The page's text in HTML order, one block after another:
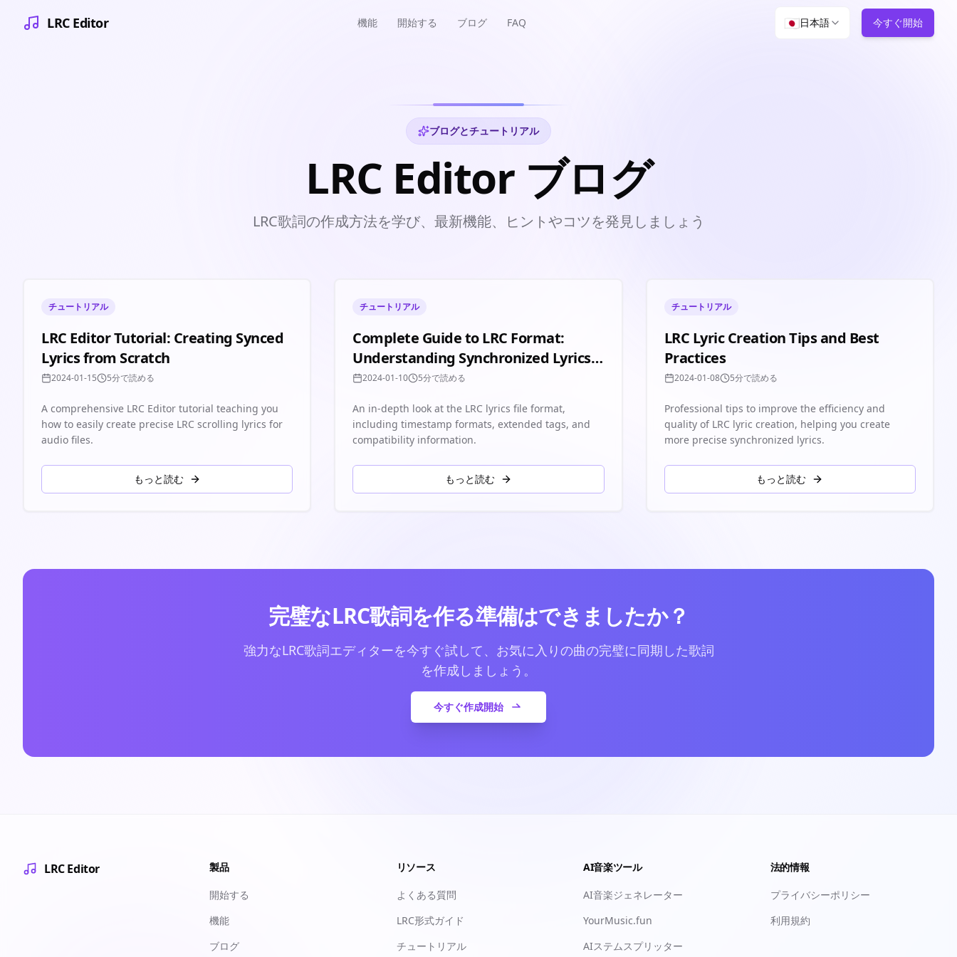
LRC Editor 機能 開始する ブログ FAQ 🇯🇵日本語 今すぐ開始
ブログとチュートリアル
LRC Editor ブログ
LRC歌詞の作成方法を学び、最新機能、ヒントやコツを発見しましょう
チュートリアル
LRC Editor Tutorial: Creating Synced
Lyrics from Scratch
2024-01-15 5分で読める
A comprehensive LRC Editor tutorial teaching you
how to easily create precise LRC scrolling lyrics for
audio files.
もっと読む
チュートリアル
Complete Guide to LRC Format:
Understanding Synchronized Lyrics
Files
2024-01-10 5分で読める
An in-depth look at the LRC lyrics file format,
including timestamp formats, extended tags, and
compatibility information.
もっと読む
チュートリアル
LRC Lyric Creation Tips and Best
Practices
2024-01-08 5分で読める
Professional tips to improve the efficiency and
quality of LRC lyric creation, helping you create
more precise synchronized lyrics.
もっと読む
完璧なLRC歌詞を作る準備はできましたか？
強力なLRC歌詞エディターを今すぐ試して、お気に入りの曲の完璧に同期した歌詞
を作成しましょう。
今すぐ作成開始
LRC Editor 製品
開始する
機能
ブログ
リソース
よくある質問
LRC形式ガイド
チュートリアル
AI音楽ツール
AI音楽ジェネレーター
YourMusic.fun
AIステムスプリッター
法的情報
プライバシーポリシー
利用規約